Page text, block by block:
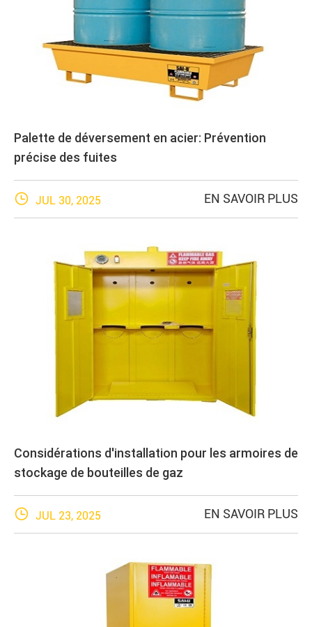
Palette de déversement en acier: Prévention
précise des fuites
 JUL 30, 2025 EN SAVOIR PLUS
Considérations d'installation pour les armoires de
stockage de bouteilles de gaz
 JUL 23, 2025 EN SAVOIR PLUS